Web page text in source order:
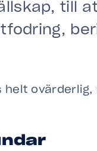
till
helt